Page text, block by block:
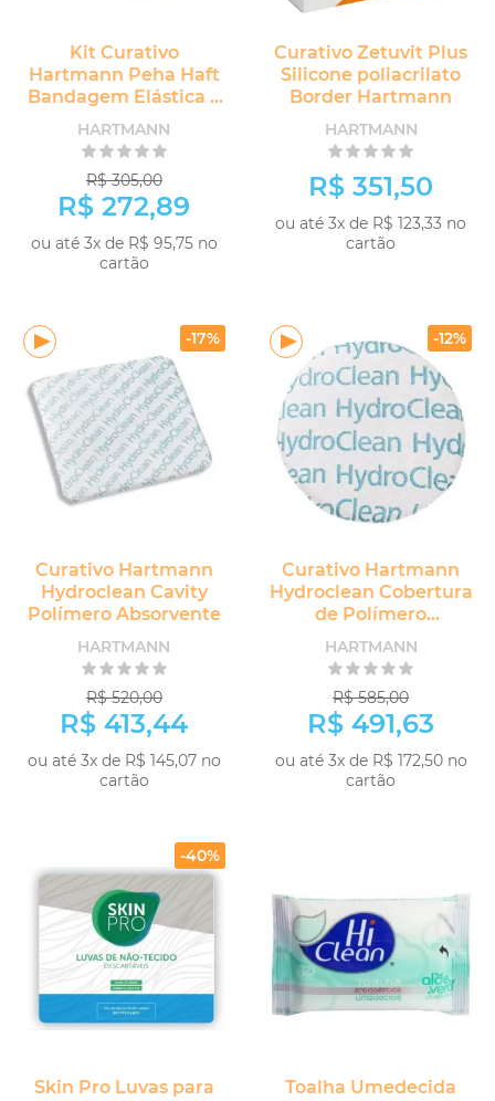
Kit Curativo
Hartmann Peha Haft
Bandagem Elástica 3
unidades
HARTMANN
R$ 305,00
R$ 272,89
ou até 3x de R$ 95,75 no
cartão
Curativo Zetuvit Plus
Silicone poliacrilato
Border Hartmann
HARTMANN
R$ 351,50
ou até 3x de R$ 123,33 no
cartão
-17%
Curativo Hartmann
Hydroclean Cavity
Polímero Absorvente
HARTMANN
R$ 520,00
R$ 413,44
ou até 3x de R$ 145,07 no
cartão
-12%
Curativo Hartmann
Hydroclean Cobertura
de Polímero
Absorvente
HARTMANN
R$ 585,00
R$ 491,63
ou até 3x de R$ 172,50 no
cartão
-40%
Skin Pro Luvas para
Toalha Umedecida